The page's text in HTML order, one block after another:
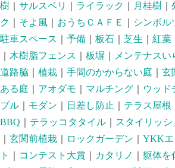
樹
サルスベリ ライラック 月桂樹
ク
そよ風 おうちＣＡＦＥ シンボル
駐車スペース
予備 板石 芝生 紅葉
木樹脂フェンス 板塀 メンテナスい
道路脇
植栽 手間のかからない庭 玄
ある庭
アオダモ マルチング ウッド
プル
モダン 日差し防止 テラス屋根
BBQ
テラッコタタイル スタイリッシ
玄関前植栽 ロックガーデン
YKKエ
ト
コンテスト大賞 カタリノ 躯体を